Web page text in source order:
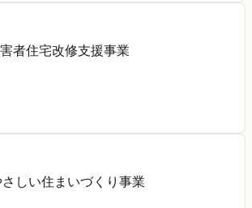
者住宅改修支援事業
しい住まいづくり事業